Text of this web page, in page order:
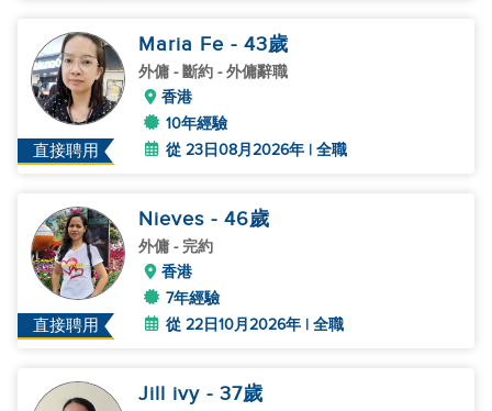
直接聘用
Maria Fe - 43歲
外傭 - 斷約 - 外傭辭職
香港
10年經驗
從 23日08月2026年 | 全職
直接聘用
Nieves - 46歲
外傭 - 完約
香港
7年經驗
從 22日10月2026年 | 全職
Jill ivy - 37歲